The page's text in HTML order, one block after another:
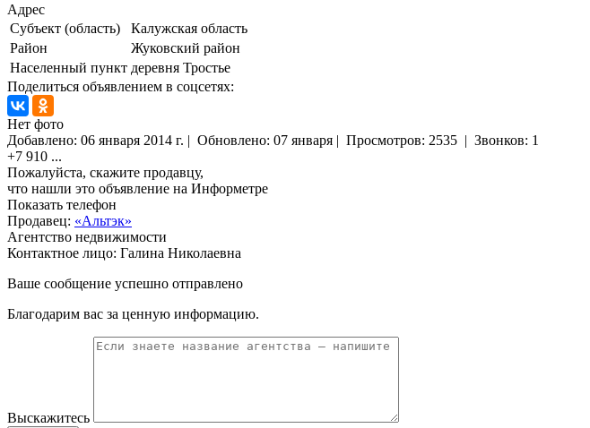
Адрес
Субъект (область)
Калужская область
Район
Жуковский район
Населенный пункт деревня Тростье
Поделиться объявлением в соцсетях:
Нет фото
Добавлено: 06 января 2014 г. | Обновлено: 07 января | Просмотров: 2535 | Звонков: 1
+7 910 ...
Пожалуйста, скажите продавцу,
что нашли это объявление на Информетре
Показать телефон
Продавец: «Альтэк»
Агентство недвижимости
Контактное лицо: Галина Николаевна
Ваше сообщение успешно отправлено
Благодарим вас за ценную информацию.
Выскажитесь